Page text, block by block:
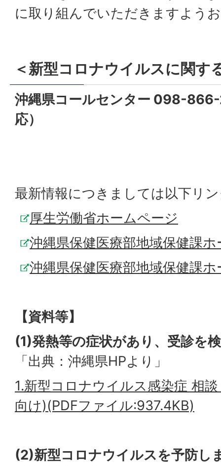
に取り組んでいただきますよう
＜新型コロナウイルスに関す
沖縄県コールセンター 098-
応）
最新情報につきましては以下リ
厚生労働省ホームページ
沖縄県保健医療部地域保健課
沖縄県保健医療部地域保健課
【資料等】
(1)発熱等の症状があり、受診を
「出典：沖縄県HPより」
1.新型コロナウイルス感染症 相
向け)(PDFファイル:937.4KB)
(2)新型コロナウイルスを予防し